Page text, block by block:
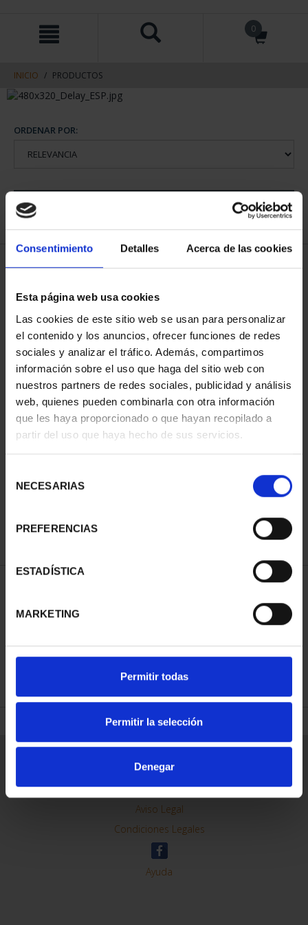
Consentimiento Detalles Acerca de las cookies
Esta página web usa cookies
Las cookies de este sitio web se usan para personalizar
el contenido y los anuncios, ofrecer funciones de redes
sociales y analizar el tráfico. Además, compartimos
información sobre el uso que haga del sitio web con
nuestros partners de redes sociales, publicidad y análisis
web, quienes pueden combinarla con otra información
que les haya proporcionado o que hayan recopilado a
partir del uso que haya hecho de sus servicios.
NECESARIAS
PREFERENCIAS
ESTADÍSTICA
MARKETING
Permitir todas
Permitir la selección
Denegar
contenido
navegacin
0
INICIO PRODUCTOS
ORDENAR POR:
1 Productos encontrados
140,00 €
REFINAR
Contacto
Preguntas Frequentes (FAQs)
Aviso Legal
Condiciones Legales
Ayuda